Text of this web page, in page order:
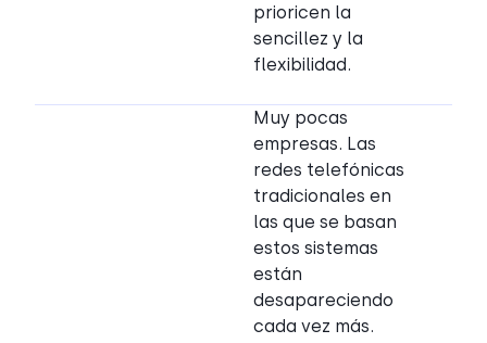
prioricen la
sencillez y la
flexibilidad.
Muy pocas
empresas. Las
redes telefónicas
tradicionales en
las que se basan
estos sistemas
están
desapareciendo
cada vez más.